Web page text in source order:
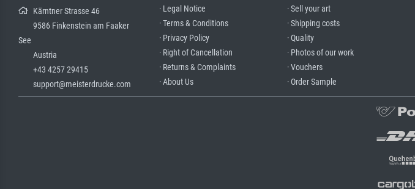
Kärntner Strasse 46
9586 Finkenstein am Faaker
See
Austria
+43 4257 29415
support@meisterdrucke.com
· Legal Notice
· Terms & Conditions
· Privacy Policy
· Right of Cancellation
· Returns & Complaints
· About Us
· Sell your art
· Shipping costs
· Quality
· Photos of our work
· Vouchers
· Order Sample